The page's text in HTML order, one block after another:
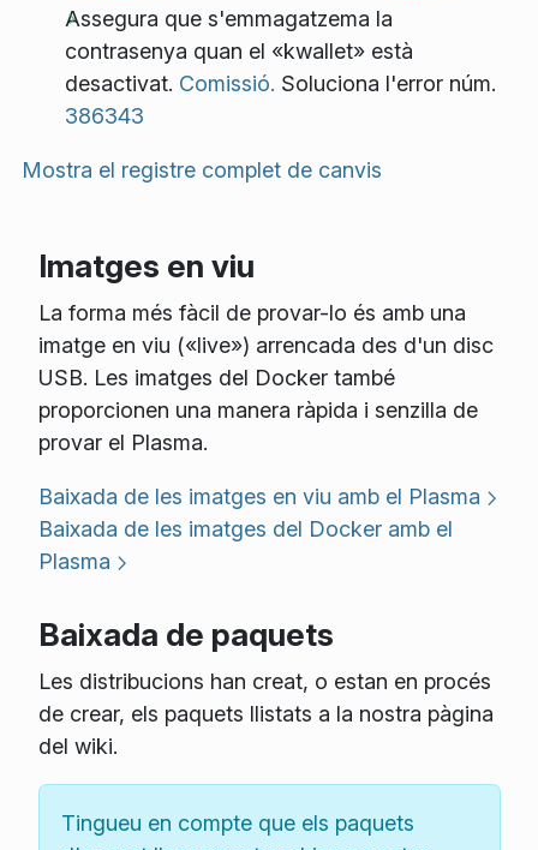
Assegura que s'emmagatzema la
contrasenya quan el «kwallet» està
desactivat. Comissió. Soluciona l'error núm.
386343
Mostra el registre complet de canvis
Imatges en viu
La forma més fàcil de provar-lo és amb una
imatge en viu («live») arrencada des d'un disc
USB. Les imatges del Docker també
proporcionen una manera ràpida i senzilla de
provar el Plasma.
Baixada de les imatges en viu amb el Plasma
Baixada de les imatges del Docker amb el
Plasma
Baixada de paquets
Les distribucions han creat, o estan en procés
de crear, els paquets llistats a la nostra pàgina
del wiki.
Tingueu en compte que els paquets